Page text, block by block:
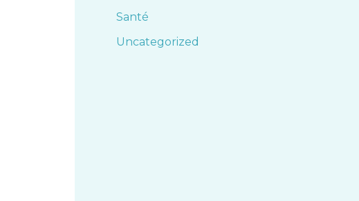
Santé
Uncategorized